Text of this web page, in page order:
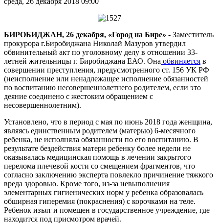
не
перелом
БИРОБИДЖАН, 26 декабря, «Город на Бире» - Заместитель
прокурора г.Биробиджана Николай Мазуров утвердил
обвинительный акт по уголовному делу в отношении 33-
летней жительницы г. Биробиджана ЕАО. Она обвиняется в
совершении преступления, предусмотренного ст. 156 УК РФ
(неисполнение или ненадлежащее исполнение обязанностей
по воспитанию несовершеннолетнего родителем, если это
деяние соединено с жестоким обращением с
несовершеннолетним).
Установлено, что в период с мая по июнь 2018 года женщина,
являясь единственным родителем (матерью) 6-месячного
ребенка, не исполняла обязанности по его воспитанию. В
результате бездействия матери ребенку более недели не
оказывалась медицинская помощь в лечении закрытого
перелома плечевой кости со смещением фрагментов, что
согласно заключению эксперта повлекло причинение тяжкого
вреда здоровью. Кроме того, из-за невыполнения
элементарных гигиенических норм у ребенка образовалась
обширная гиперемия (покраснения) с корочками на теле.
Ребенок изъят и помещен в государственное учреждение, где
находится под присмотром врачей.